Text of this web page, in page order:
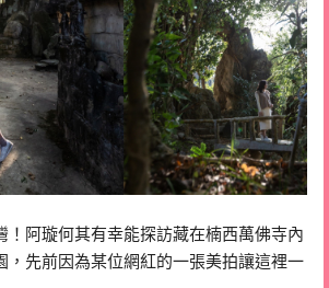
！阿璇何其有幸能探訪藏在楠西萬佛寺內
，先前因為某位網紅的一張美拍讓這裡一